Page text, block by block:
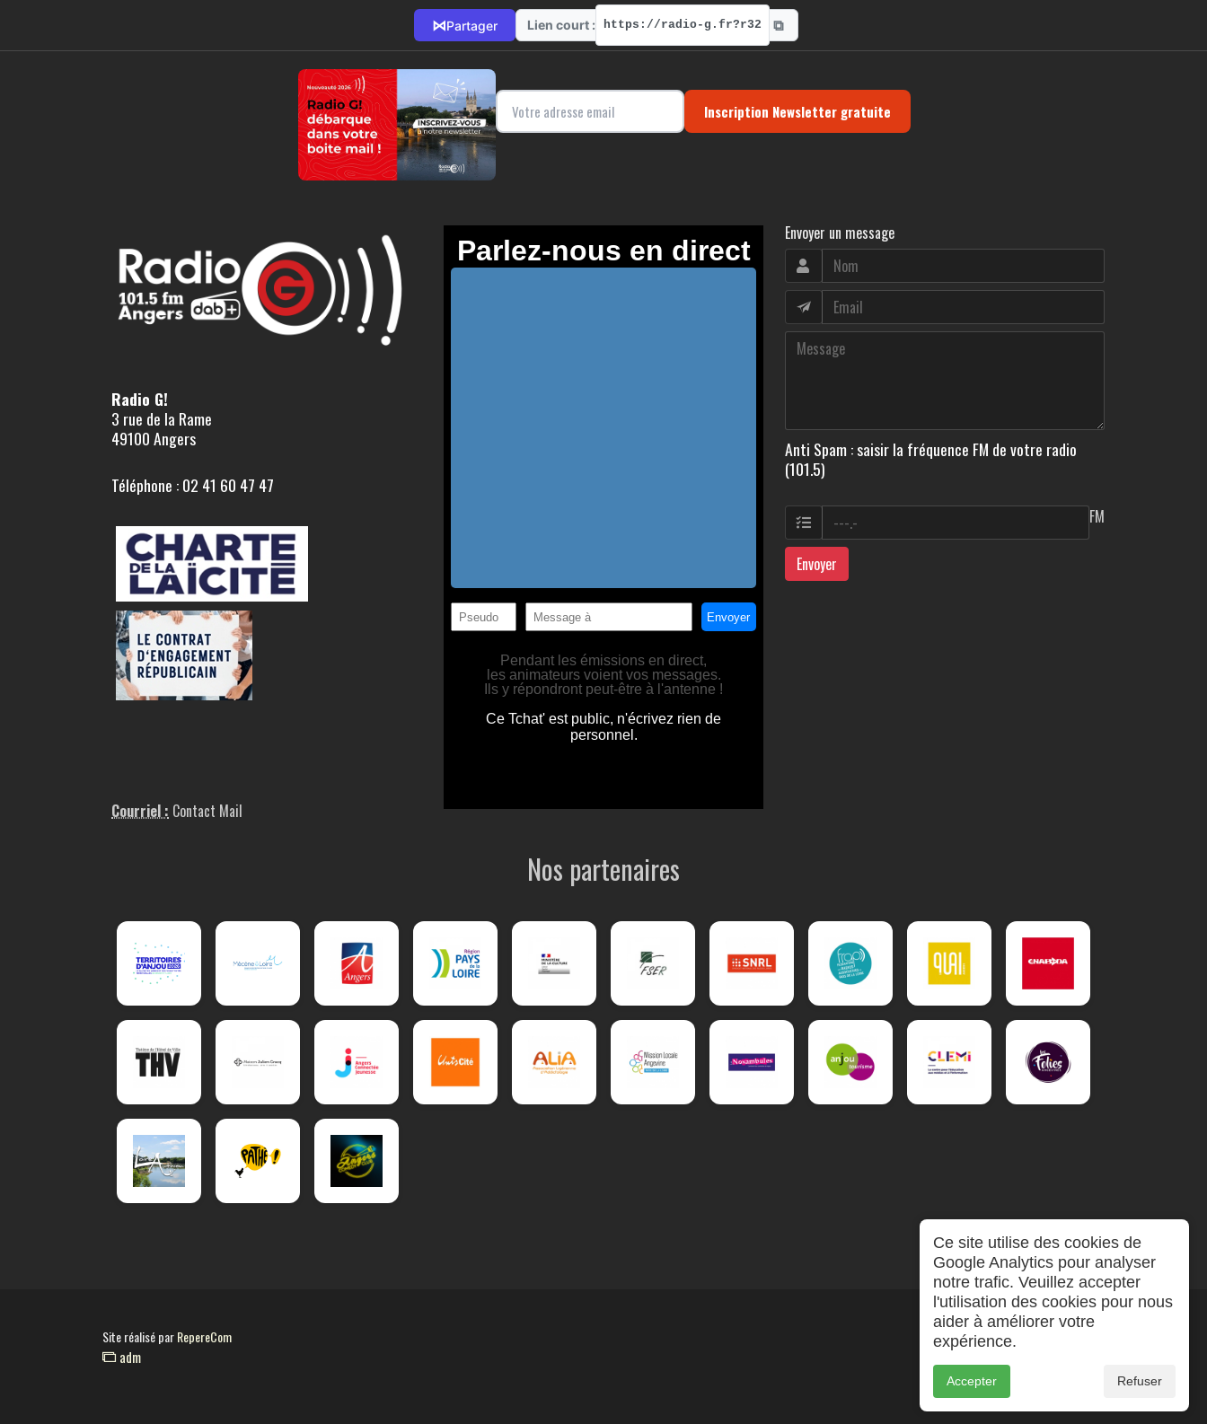
⋈Partager Lien court : https://radio-g.fr?r32 ⧉
Inscription Newsletter gratuite
Radio G!
3 rue de la Rame
49100 Angers
Téléphone : 02 41 60 47 47
Courriel : Contact Mail
Envoyer un message
Anti Spam : saisir la fréquence FM de votre radio
(101.5)
FM
Envoyer
Nos partenaires
Site réalisé parRepereCom
adm
Ce site utilise des cookies de
Google Analytics pour analyser
notre trafic. Veuillez accepter
l'utilisation des cookies pour nous
aider à améliorer votre
expérience.
Accepter Refuser